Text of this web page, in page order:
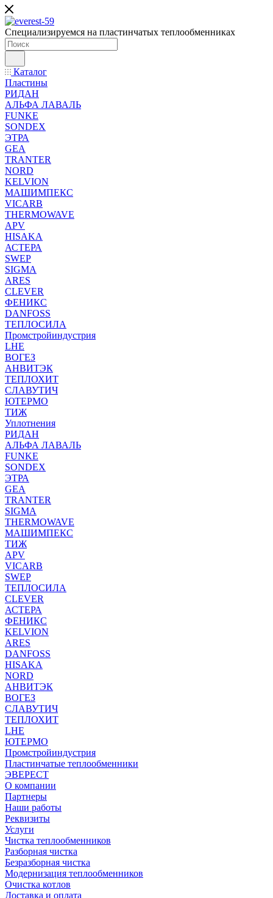
Специализируемся на пластинчатых теплообменниках
Каталог
Пластины
РИДАН
АЛЬФА ЛАВАЛЬ
FUNKE
SONDEX
ЭТРА
GEA
TRANTER
NORD
KELVION
МАШИМПЕКС
VICARB
THERMOWAVE
APV
HISAKA
АСТЕРА
SWEP
SIGMA
ARES
CLEVER
ФЕНИКС
DANFOSS
ТЕПЛОСИЛА
Промстройиндустрия
LHE
ВОГЕЗ
АНВИТЭК
ТЕПЛОХИТ
СЛАВУТИЧ
ЮТЕРМО
ТИЖ
Уплотнения
РИДАН
АЛЬФА ЛАВАЛЬ
FUNKE
SONDEX
ЭТРА
GEA
TRANTER
SIGMA
THERMOWAVE
МАШИМПЕКС
ТИЖ
APV
VICARB
SWEP
ТЕПЛОСИЛА
CLEVER
АСТЕРА
ФЕНИКС
KELVION
ARES
DANFOSS
HISAKA
NORD
АНВИТЭК
ВОГЕЗ
СЛАВУТИЧ
ТЕПЛОХИТ
LHE
ЮТЕРМО
Промстройиндустрия
Пластинчатые теплообменники
ЭВЕРЕСТ
О компании
Партнеры
Наши работы
Реквизиты
Услуги
Чистка теплообменников
Разборная чистка
Безразборная чистка
Модернизация теплообменников
Очистка котлов
Доставка и оплата